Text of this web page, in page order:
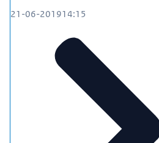
21-06-201914:15